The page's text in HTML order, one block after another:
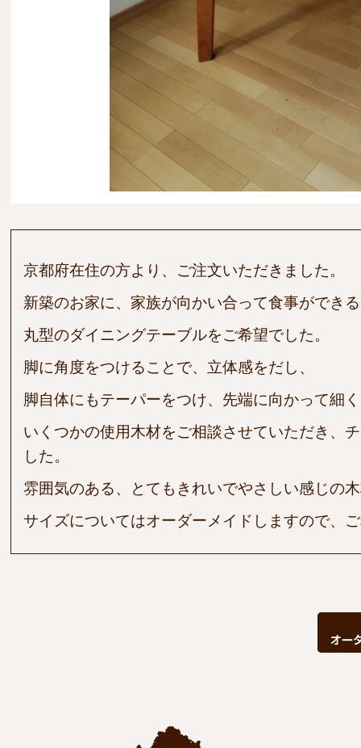
京都府在住の方より、ご注文いただきました。
新築のお家に、家族が向かい合って食事ができる
丸型のダイニングテーブルをご希望でした。
脚に角度をつけることで、立体感をだし、
脚自体にもテーパーをつけ、先端に向かって細
いくつかの使用木材をご相談させていただき、
した。
雰囲気のある、とてもきれいでやさしい感じの
サイズについてはオーダーメイドしますので、